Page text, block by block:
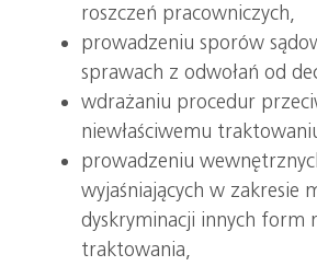
roszczeń pracowniczych,
prowadzeniu sporów
sprawach z odwołań od
wdrażaniu procedur
niewłaściwemu
prowadzeniu
wyjaśniających w zakresie
dyskryminacji innych form
traktowania,